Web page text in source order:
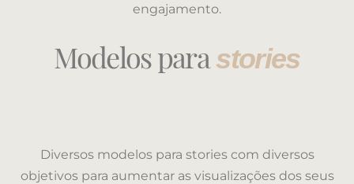
engajamento.
Modelos parastories
Diversos modelos para stories com diversos
objetivos para aumentar as visualizações dos seus